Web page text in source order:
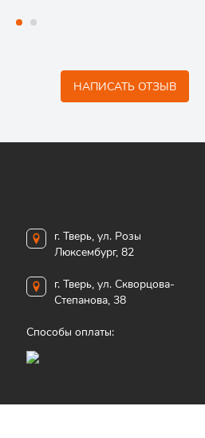
НАПИСАТЬ ОТЗЫВ
г. Тверь, ул. Розы
Люксембург, 82
г. Тверь, ул. Скворцова-
Степанова, 38
Способы оплаты: